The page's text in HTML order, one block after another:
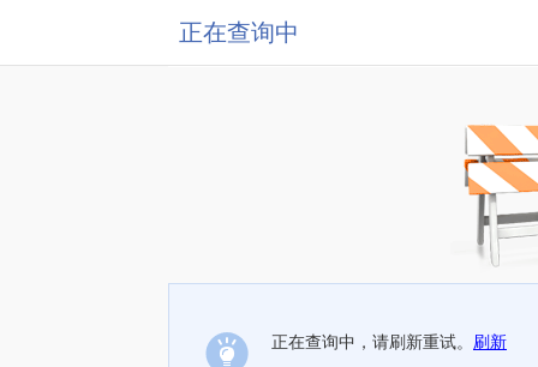
正在查询中
正在查询中，请刷新重试。 刷新